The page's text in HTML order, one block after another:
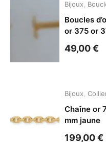
Bijoux
Boucles
or 375 or
49,00€
Bijoux
Chaîne or
mm jaune
199,00€